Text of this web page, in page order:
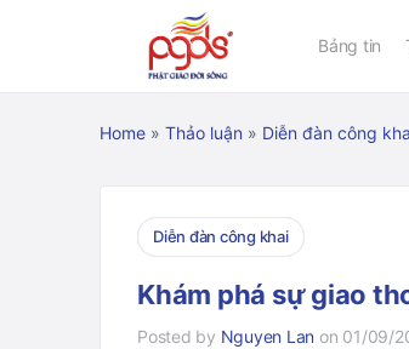
Bảng tin
Home » Thảo luận » Diễn đàn công
Diễn đàn công khai
Khám phá sự giao
Posted by Nguyen Lan on 01/09/